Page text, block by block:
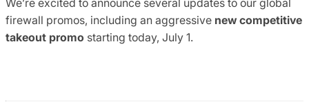
firewall promos, including an aggressive new competitive
takeout promo starting today, July 1.